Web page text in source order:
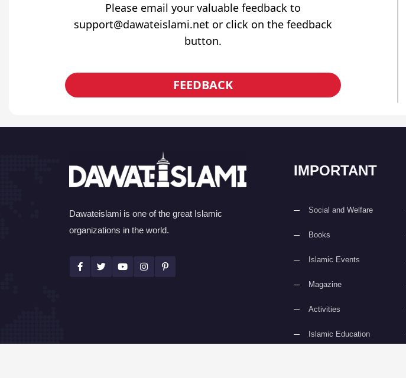
Please email your valuable feedback to
support@dawateislami.net or click on the feedback
button.
FEEDBACK
Dawateislami is one of the great Islamic
organizations in the world.
IMPORTANT
Social and Welfare
Books
Islamic Events
Magazine
Activities
Islamic Education